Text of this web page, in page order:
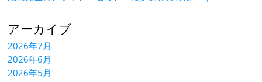
アーカイブ
2026年7月
2026年6月
2026年5月